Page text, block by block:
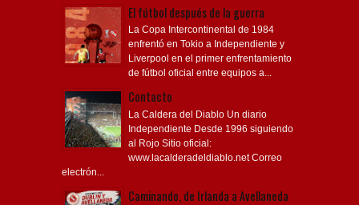
El fútbol después de la guerra
La Copa Intercontinental de 1984
enfrentó en Tokio a Independiente y
Liverpool en el primer enfrentamiento
de fútbol oficial entre equipos a...
Contacto
La Caldera del Diablo Un diario
Independiente Desde 1996 siguiendo
al Rojo Sitio oficial:
www.lacalderadeldiablo.net Correo
electrón...
Caminando, de Irlanda a Avellaneda